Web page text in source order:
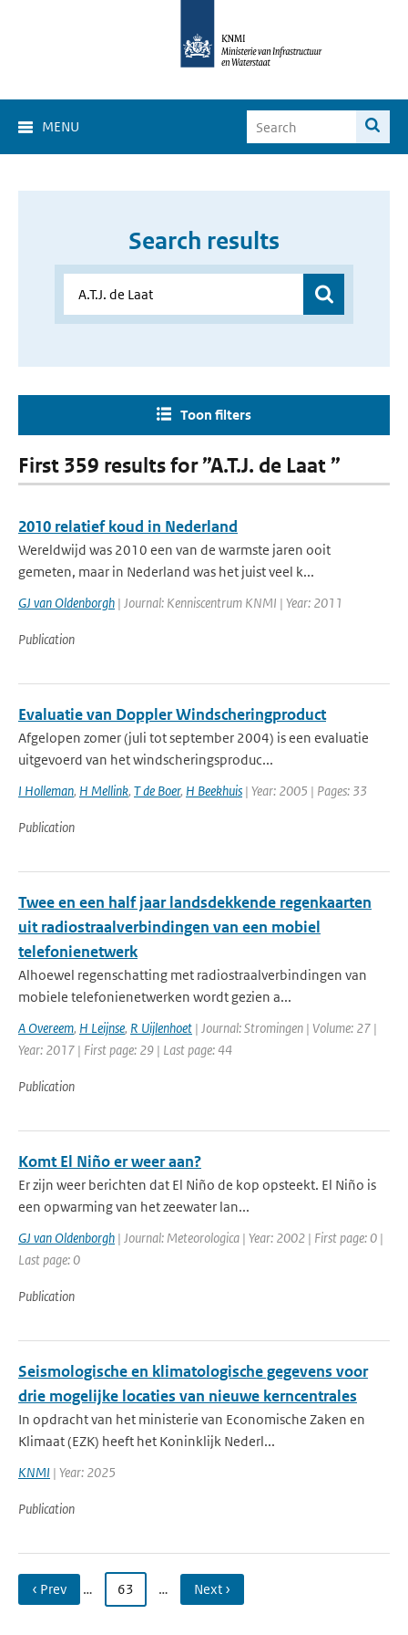
MENU
Search results
Toon filters
First 359 results for ”A.T.J. de Laat ”
2010 relatief koud in Nederland
Wereldwijd was 2010 een van de warmste jaren ooit
gemeten, maar in Nederland was het juist veel k...
GJ van Oldenborgh | Journal: Kenniscentrum KNMI | Year: 2011
Publication
Evaluatie van Doppler Windscheringproduct
Afgelopen zomer (juli tot september 2004) is een evaluatie
uitgevoerd van het windscheringsproduc...
I Holleman, H Mellink, T de Boer, H Beekhuis | Year: 2005 | Pages: 33
Publication
Twee en een half jaar landsdekkende regenkaarten
uit radiostraalverbindingen van een mobiel
telefonienetwerk
Alhoewel regenschatting met radiostraalverbindingen van
mobiele telefonienetwerken wordt gezien a...
A Overeem, H Leijnse, R Uijlenhoet | Journal: Stromingen | Volume: 27 |
Year: 2017 | First page: 29 | Last page: 44
Publication
Komt El Niño er weer aan?
Er zijn weer berichten dat El Niño de kop opsteekt. El Niño is
een opwarming van het zeewater lan...
GJ van Oldenborgh | Journal: Meteorologica | Year: 2002 | First page: 0 |
Last page: 0
Publication
Seismologische en klimatologische gegevens voor
drie mogelijke locaties van nieuwe kerncentrales
In opdracht van het ministerie van Economische Zaken en
Klimaat (EZK) heeft het Koninklijk Nederl...
KNMI | Year: 2025
Publication
‹ Prev … 63 … Next ›